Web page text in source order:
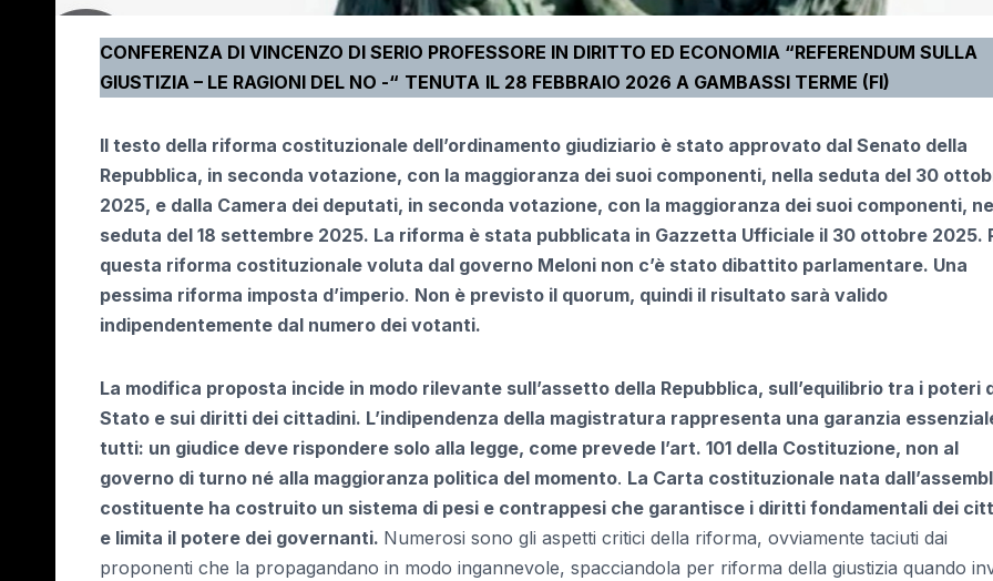
CONFERENZA DI VINCENZO DI SERIO PROFESSORE IN DIRITTO ED ECONOMIA “REFERENDUM SULLA
GIUSTIZIA – LE RAGIONI DEL NO -“ TENUTA IL 28 FEBBRAIO 2026 A GAMBASSI TERME (FI)
Il testo della riforma costituzionale dell’ordinamento giudiziario è stato approvato dal Senato della
Repubblica, in seconda votazione, con la maggioranza dei suoi componenti, nella seduta del 30
2025, e dalla Camera dei deputati, in seconda votazione, con la maggioranza dei suoi componenti,
seduta del 18 settembre 2025. La riforma è stata pubblicata in Gazzetta Ufficiale il 30 ottobre 2025.
questa riforma costituzionale voluta dal governo Meloni non c’è stato dibattito parlamentare. Una
pessima riforma imposta d’imperio. Non è previsto il quorum, quindi il risultato sarà valido
indipendentemente dal numero dei votanti.
La modifica proposta incide in modo rilevante sull’assetto della Repubblica, sull’equilibrio tra i poteri
Stato e sui diritti dei cittadini. L’indipendenza della magistratura rappresenta una garanzia
tutti: un giudice deve rispondere solo alla legge, come prevede l’art. 101 della Costituzione, non al
governo di turno né alla maggioranza politica del momento. La Carta costituzionale nata
costituente ha costruito un sistema di pesi e contrappesi che garantisce i diritti fondamentali dei
e limita il potere dei governanti. Numerosi sono gli aspetti critici della riforma, ovviamente taciuti dai
proponenti che la propagandano in modo ingannevole, spacciandola per riforma della giustizia quando